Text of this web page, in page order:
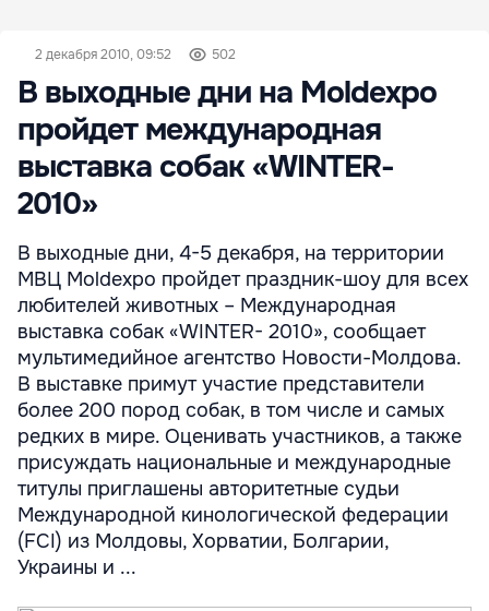
2 декабря 2010, 09:52 502
В выходные дни на Moldexpo
пройдет международная
выставка собак «WINTER-
2010»
В выходные дни, 4-5 декабря, на территории
МВЦ Moldexpo пройдет праздник-шоу для всех
любителей животных – Международная
выставка собак «WINTER- 2010», сообщает
мультимедийное агентство Новости-Молдова.
В выставке примут участие представители
более 200 пород собак, в том числе и самых
редких в мире. Оценивать участников, а также
присуждать национальные и международные
титулы приглашены авторитетные судьи
Международной кинологической федерации
(FCI) из Молдовы, Хорватии, Болгарии,
Украины и ...